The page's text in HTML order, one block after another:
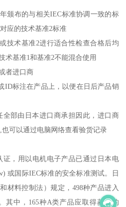
颁布的与相关IEC标准协调一致的标
应的技术基准2标准
技术基准2进行适合性检查合格后均
术基准1和基准2不能混合使用
者进口商
ID标注在产品上，以便在日后产品销
部由日本进口商承担因此，进口商
可以通过电脑网络查看验货记录
证，用以电机电子产品已通过日本电
或国际IEC标准的安全标准测试。日
材料控制法）规定，498种产品进入
其中，165种A类产品应取得菱形的